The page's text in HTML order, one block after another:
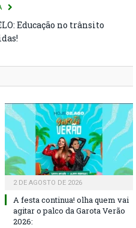
Educação no trânsito
2 DE AGOSTO DE 2026
A festa continua! olha quem vai
agitar o palco da Garota Verão
2026: